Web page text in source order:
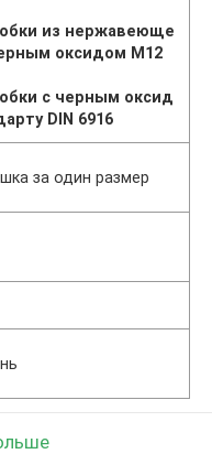
из нержавеюще
оксидом M12
с черным оксид
DIN 6916
за один размер